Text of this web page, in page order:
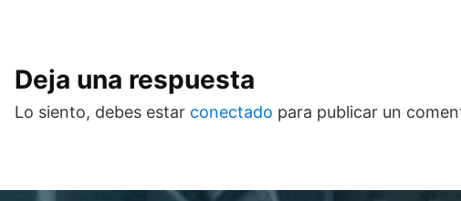
Deja una respuesta
Lo siento, debes estar conectado para publicar un